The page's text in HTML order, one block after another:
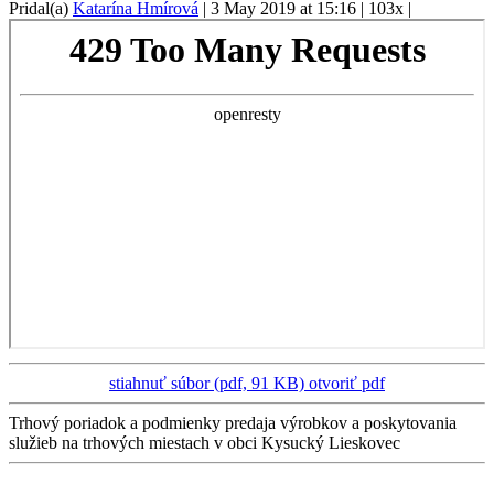
Pridal(a) Katarína Hmírová | 3 May 2019 at 15:16 | 103x |
stiahnuť súbor (pdf, 91 KB) otvoriť pdf
Trhový poriadok a podmienky predaja výrobkov a poskytovania
služieb na trhových miestach v obci Kysucký Lieskovec